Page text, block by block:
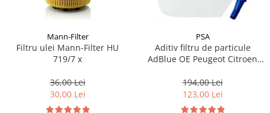
Mann-Filter
Filtru ulei Mann-Filter HU
719/7 x
36,00 Lei
30,00 Lei
PSA
Aditiv filtru de particule
AdBlue OE Peugeot Citroen
194,00 Lei
123,00 Lei